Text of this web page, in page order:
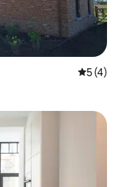
Średnia
5 (4)